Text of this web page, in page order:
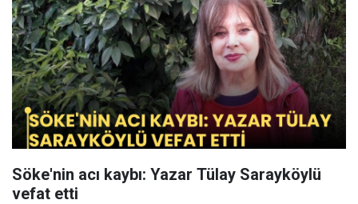
Söke'nin acı kaybı: Yazar Tülay Sarayköylü
vefat etti